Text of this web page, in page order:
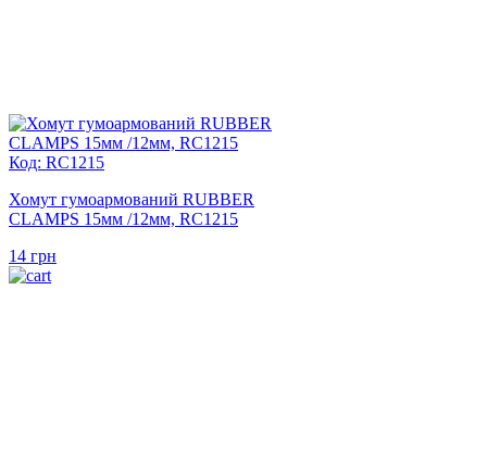
Код: RC1215
Хомут гумоармований RUBBER
CLAMPS 15мм /12мм, RC1215
14 грн